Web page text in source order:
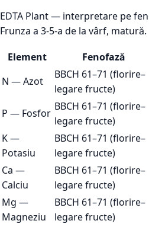
EDTA Plant — interpretare pe
Frunza a 3-5-a de la vârf, matură.
Element
Fenofază
N —Azot
BBCH 61–71 (florire–
legare fructe)
P — Fosfor
BBCH 61–71 (florire–
legare fructe)
K—
Potasiu
BBCH 61–71 (florire–
legare fructe)
Ca —
Calciu
BBCH 61–71 (florire–
legare fructe)
Mg —
Magneziu
BBCH 61–71 (florire–
legare fructe)